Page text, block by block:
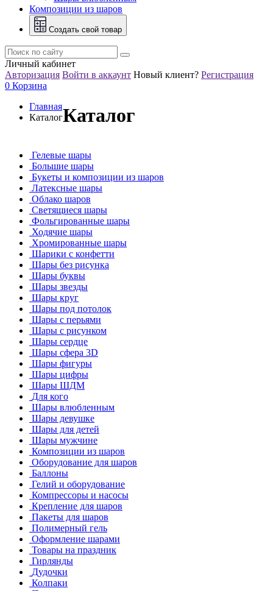
Композиции из шаров
Создать свой товар
Личный кабинет
Авторизация Войти в аккаунт Новый клиент? Регистрация
0 Корзина
Главная
КаталогКаталог
Гелевые шары
Большие шары
Букеты и композиции из шаров
Латексные шары
Облако шаров
Светящиеся шары
Фольгированные шары
Ходячие шары
Хромированные шары
Шарики с конфетти
Шары без рисунка
Шары буквы
Шары звезды
Шары круг
Шары под потолок
Шары с перьями
Шары с рисунком
Шары сердце
Шары сфера 3D
Шары фигуры
Шары цифры
Шары ШДМ
Для кого
Шары влюбленным
Шары девушке
Шары для детей
Шары мужчине
Композиции из шаров
Оборудование для шаров
Баллоны
Гелий и оборудование
Компрессоры и насосы
Крепление для шаров
Пакеты для шаров
Полимерный гель
Оформление шарами
Товары на праздник
Гирлянды
Дудочки
Колпаки